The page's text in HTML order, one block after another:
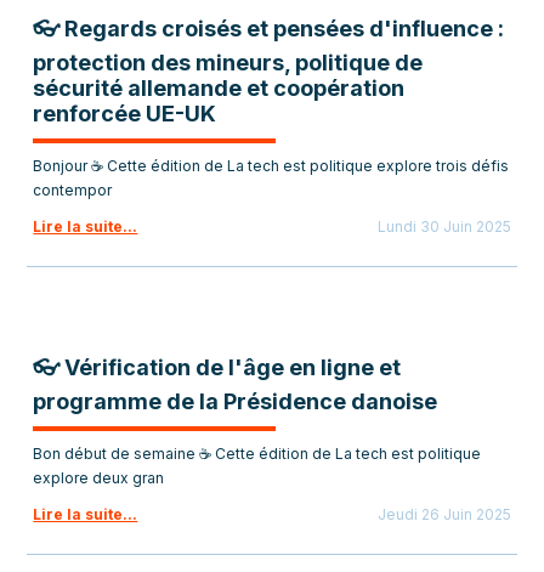
👓 Regards croisés et pensées d'influence :
protection des mineurs, politique de
sécurité allemande et coopération
renforcée UE-UK
Bonjour ☕ Cette édition de La tech est politique explore trois défis
contempor
Lire la suite...
Lundi 30 Juin 2025
👓 Vérification de l'âge en ligne et
programme de la Présidence danoise
Bon début de semaine ☕ Cette édition de La tech est politique
explore deux gran
Lire la suite...
Jeudi 26 Juin 2025